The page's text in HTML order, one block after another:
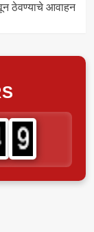
ठेवण्याचे आवाहन